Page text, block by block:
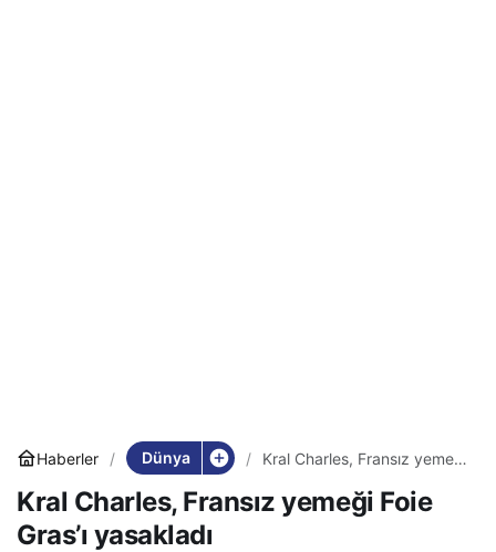
Haberler Dünya
Kral Charles, Fransız yemeği
Kral Charles, Fransız yemeği Foie
Gras’ı yasakladı